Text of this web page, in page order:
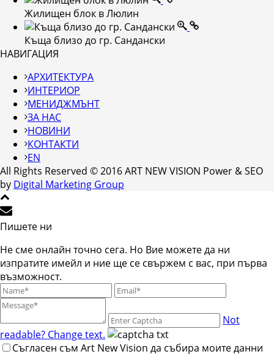
Жилищен блок в Люлин
Къща близо до гр. Сандански
НАВИГАЦИЯ
АРХИТЕКТУРА
ИНТЕРИОР
МЕНИДЖМЪНТ
ЗА НАС
НОВИНИ
КОНТАКТИ
EN
All Rights Reserved © 2016 ART NEW VISION Power & SEO
by Digital Marketing Group
Пишете ни
Не сме онлайн точно сега. Но Вие можете да ни
изпратите имейл и ние ще се свържем с вас, при първа
възможност.
Not
readable? Change text.
Съгласен съм Art New Vision да събира моите данни